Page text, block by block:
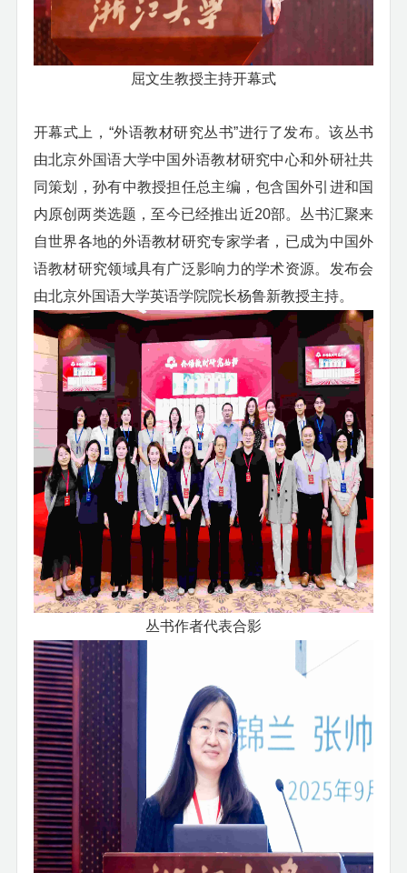
屈文生教授主持开幕式
开幕式上， “外语教材研究丛书”进行了发布。该丛书
由北京外国语大学中国外语教材研究中心和外研社共
同策划，孙有中教授担任总主编，包含国外引进和国
内原创两类选题，至今已经推出近20部。丛书汇聚来
自世界各地的外语教材研究专家学者，已成为中国外
语教材研究领域具有广泛影响力的学术资源。发布会
由北京外国语大学英语学院院长杨鲁新教授主持。
丛书作者代表合影